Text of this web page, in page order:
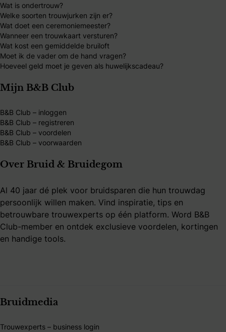
Wat is ondertrouw?
Welke soorten trouwjurken zijn er?
Wat doet een ceremoniemeester?
Wanneer een trouwkaart versturen?
Wat kost een gemiddelde bruiloft
Moet ik de vader om de hand vragen?
Hoeveel geld moet je geven als huwelijkscadeau?
Mijn B&B Club
B&B Club – inloggen
B&B Club – registreren
B&B Club – voordelen
B&B Club – voorwaarden
Over Bruid & Bruidegom
Al 40 jaar dé plek voor bruidsparen die hun trouwdag
persoonlijk willen maken. Vind inspiratie, tips en
betrouwbare trouwexperts op één platform. Word B&B
Club-member en ontdek exclusieve voordelen, kortingen
en handige tools.
Bruidmedia
Trouwexperts – business login